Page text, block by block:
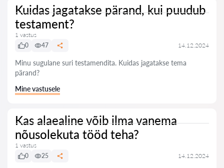
Kuidas jagatakse pärand, kui puudub
testament?
1 vastus
0
47 14.12.2024
Minu sugulane suri testamendita. Kuidas jagatakse tema
pärand?
Mine vastusele
Kas alaealine võib ilma vanema
nõusolekuta tööd teha?
1 vastus
0
25 14.12.2024